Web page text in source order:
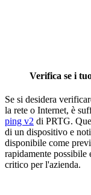
Verifica se i
Se si desidera
la rete o Internet, è
ping v2 di PRTG.
di un dispositivo e
disponibile come
rapidamente
critico per l'azienda.